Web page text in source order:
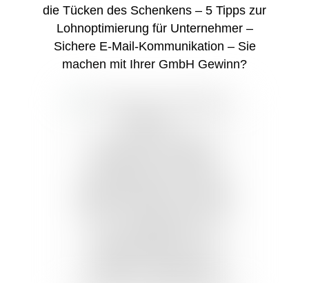
die Tücken des Schenkens – 5 Tipps zur
Lohnoptimierung für Unternehmer –
Sichere E-Mail-Kommunikation – Sie
machen mit Ihrer GmbH Gewinn?